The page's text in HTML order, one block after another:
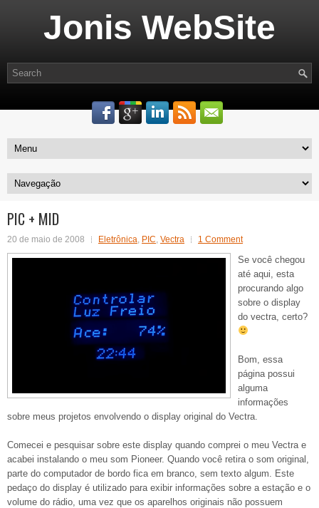
Jonis WebSite
PIC + MID
20 de maio de 2008 Eletrônica, PIC, Vectra 1 Comment
Se você chegou
até aqui, esta
procurando algo
sobre o display
do vectra, certo?
Bom, essa
página possui
alguma
informações
sobre meus projetos envolvendo o display original do Vectra.
Comecei e pesquisar sobre este display quando comprei o meu Vectra e
acabei instalando o meu som Pioneer. Quando você retira o som original,
parte do computador de bordo fica em branco, sem texto algum. Este
pedaço do display é utilizado para exibir informações sobre a estação e o
volume do rádio, uma vez que os aparelhos originais não possuem